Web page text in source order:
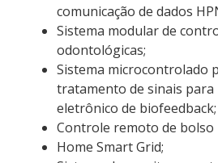
comunicação de dados
Sistema modular de
odontológicas;
Sistema microcontrolado
tratamento de sinais
eletrônico de biofeedback;
Controle remoto de
Home Smart Grid;